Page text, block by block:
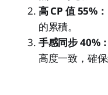
高 CP 值 55%：
的累積。
手感同步 40%：
高度一致，確